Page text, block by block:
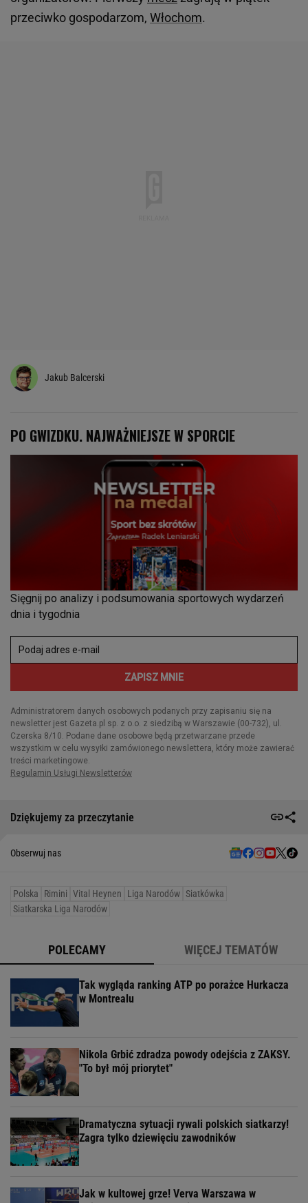
przeciwko gospodarzom, Włochom.
Jakub Balcerski
Dziękujemy za przeczytanie
Obserwuj nas
Polska Rimini Vital Heynen Liga Narodów Siatkówka
Siatkarska Liga Narodów
POLECAMY WIĘCEJ TEMATÓW
Tak wygląda ranking ATP po porażce Hurkacza
w Montrealu
Nikola Grbić zdradza powody odejścia z ZAKSY.
"To był mój priorytet"
Dramatyczna sytuacji rywali polskich siatkarzy!
Zagra tylko dziewięciu zawodników
Jak w kultowej grze! Verva Warszawa w